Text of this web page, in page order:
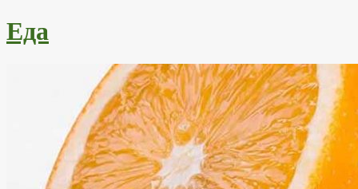
Еда